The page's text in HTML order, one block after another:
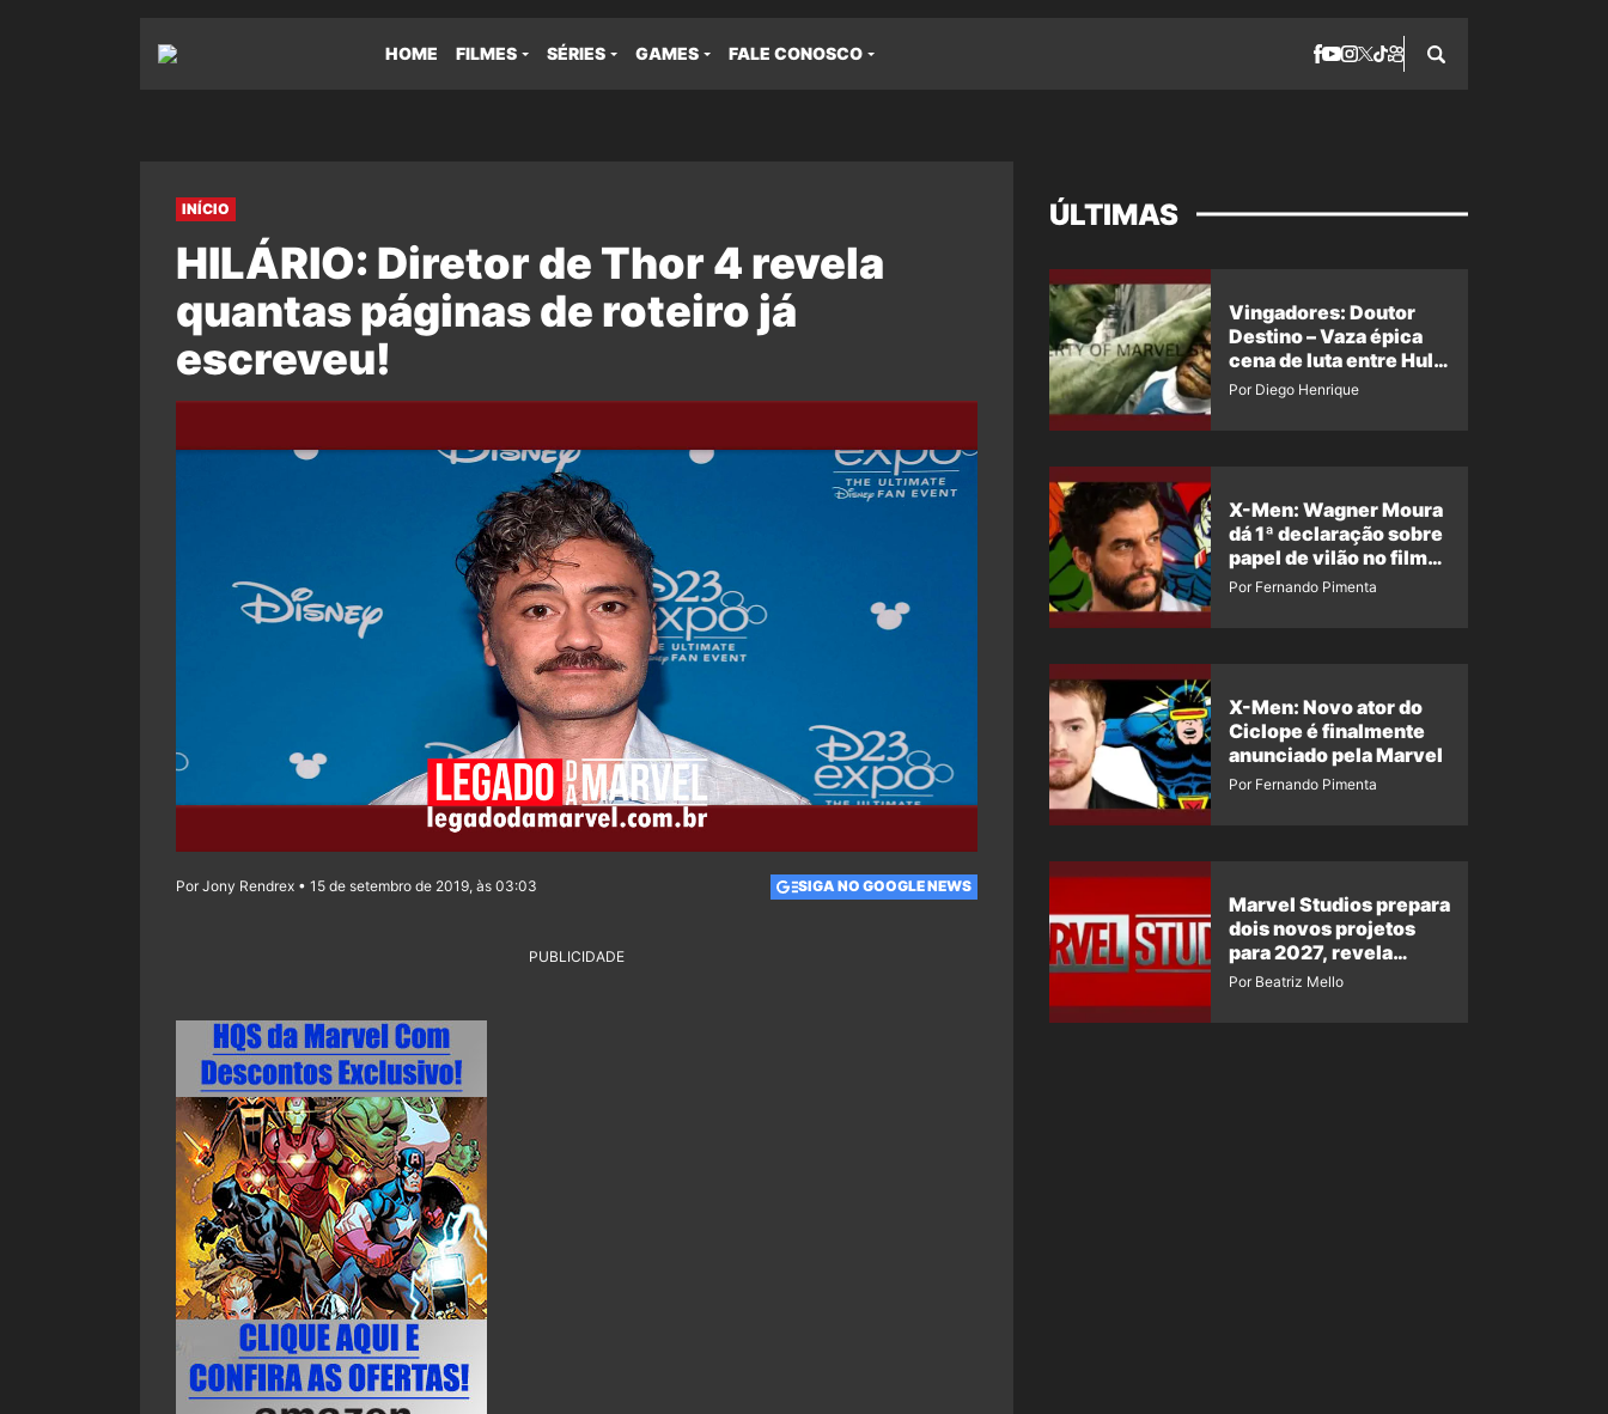
HOME FILMES SÉRIES GAMES FALE CONOSCO
INÍCIO
HILÁRIO: Diretor de Thor 4 revela
quantas páginas de roteiro já
escreveu!
Por Jony Rendrex • 15 de setembro de 2019, às 03:03 SIGA NO GOOGLE NEWS
PUBLICIDADE
ÚLTIMAS
Vingadores: Doutor
Destino – Vaza épica
cena de luta entre Hulk
e o Coisa
Por Diego Henrique
X-Men: Wagner Moura
dá 1ª declaração sobre
papel de vilão no filme
da Marvel
Por Fernando Pimenta
X-Men: Novo ator do
Ciclope é finalmente
anunciado pela Marvel
Por Fernando Pimenta
Marvel Studios prepara
dois novos projetos
para 2027, revela
insider
Por Beatriz Mello